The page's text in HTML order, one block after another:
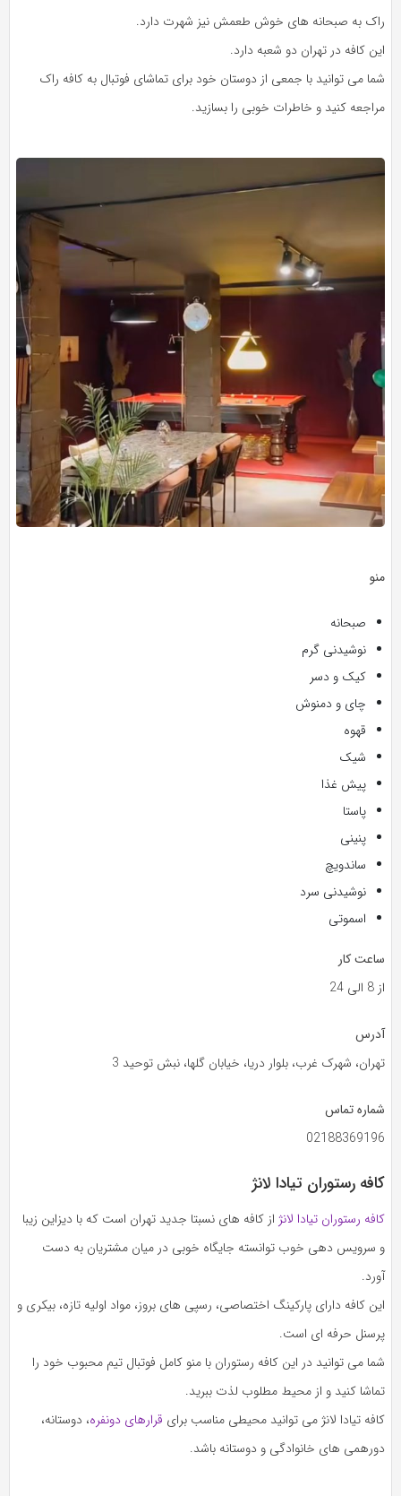
راک به صبحانه های خوش طعمش نیز شهرت دارد.
این کافه در تهران دو شعبه دارد.
شما می توانید با جمعی از دوستان خود برای تماشای فوتبال به کافه راک
مراجعه کنید و خاطرات خوبی را بسازید.
منو
صبحانه
نوشیدنی گرم
کیک و دسر
چای و دمنوش
قهوه
شیک
پیش غذا
پاستا
پنینی
ساندویچ
نوشیدنی سرد
اسموتی
ساعت کار
از 8 الی 24
آدرس
تهران، شهرک غرب، بلوار دریا، خیابان گلها، نبش توحید 3
شماره تماس
02188369196
کافه رستوران تیادا لانژ
کافه رستوران تیادا لانژ از کافه های نسبتا جدید تهران است که با دیزاین زیبا
و سرویس دهی خوب توانسته جایگاه خوبی در میان مشتریان به دست
آورد.
این کافه دارای پارکینگ اختصاصی، رسپی های بروز، مواد اولیه تازه، بیکری و
پرسنل حرفه ای است.
شما می توانید در این کافه رستوران با منو کامل فوتبال تیم محبوب خود را
تماشا کنید و از محیط مطلوب لذت ببرید.
کافه تیادا لانژ می توانید محیطی مناسب برای قرارهای دونفره، دوستانه،
دورهمی های خانوادگی و دوستانه باشد.